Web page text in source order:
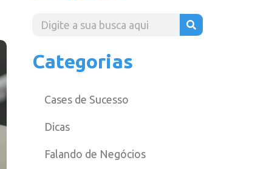
Categorias
Cases de Sucesso
Dicas
Falando de Negócios